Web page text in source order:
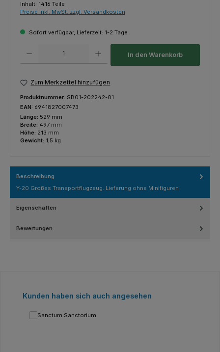
Inhalt: 1416 Teile
Preise inkl. MwSt. zzgl. Versandkosten
Sofort verfügbar, Lieferzeit: 1-2 Tage
In den Warenkorb
Zum Merkzettel hinzufügen
Produktnummer: SB01-202242-01
EAN: 6941827007473
Länge: 529 mm
Breite: 497 mm
Höhe: 213 mm
Gewicht: 1,5 kg
Beschreibung
Y-20 Großes Transportflugzeug. Lieferung ohne Minifiguren
Eigenschaften
Bewertungen
Produktgalerie überspringen
Kunden haben sich auch angesehen